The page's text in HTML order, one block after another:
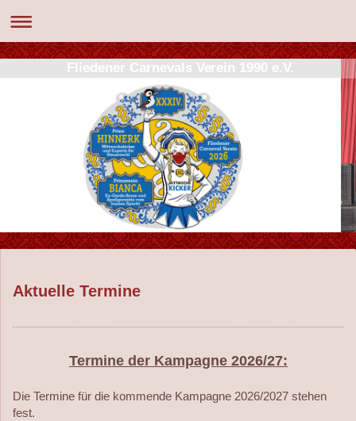
Fliedener Carnevals Verein 1990 e.V.
Aktuelle Termine
Termine der Kampagne 2026/27:
Die Termine für die kommende Kampagne 2026/2027 stehen
fest.